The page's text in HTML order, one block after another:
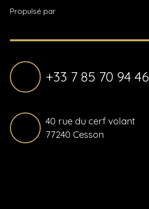
Propulsé par
+33 7 85 70 94 46
40 rue du cerf volant
77240 Cesson